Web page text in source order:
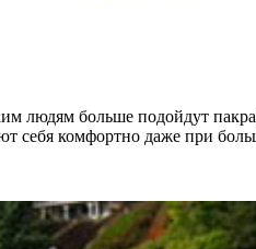
людям больше подойдут
себя комфортно даже при